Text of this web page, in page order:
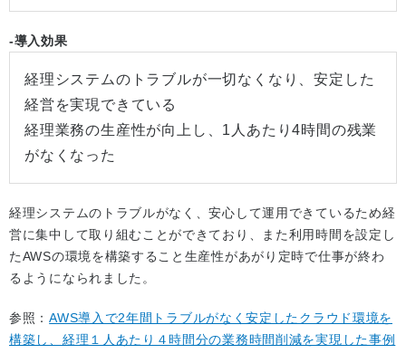
-導入効果
経理システムのトラブルが一切なくなり、安定した
経営を実現できている
経理業務の生産性が向上し、1人あたり4時間の残業
がなくなった
経理システムのトラブルがなく、安心して運用できているため経
営に集中して取り組むことができており、また利用時間を設定し
たAWSの環境を構築すること生産性があがり定時で仕事が終わ
るようになられました。
参照：AWS導入で2年間トラブルがなく安定したクラウド環境を
構築し、経理１人あたり４時間分の業務時間削減を実現した事例